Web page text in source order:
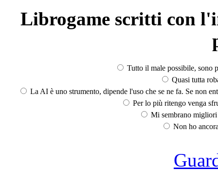
Librogame scritti con
Tutto il male possibile, sono
Quasi tutta
La AI è uno strumento, dipende l'uso che se ne fa. Se non
Per lo più ritengo venga
Mi sembrano
Non ho